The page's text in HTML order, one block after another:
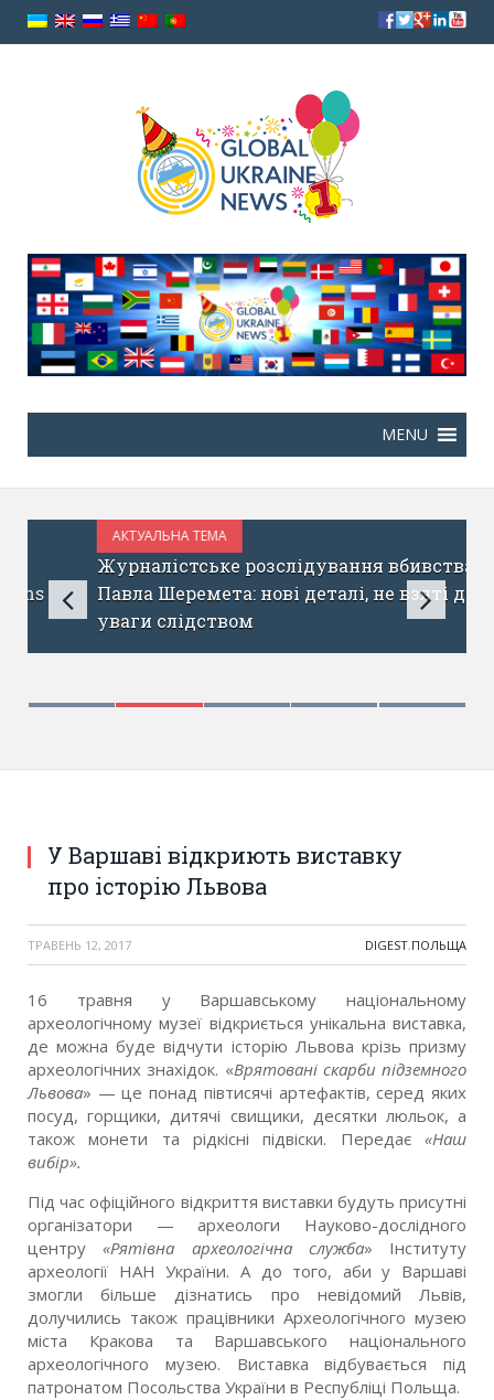
АКТУАЛЬНА ТЕМА
ТРАВЕНЬ 13, 2017
Журналістське розслідування вбивства
Павла Шеремета: нові деталі, не взяті до
уваги слідством
У Варшаві відкриють виставку
про історію Львова
ТРАВЕНЬ 12, 2017 DIGEST,ПОЛЬЩА
16 травня у Варшавському національному
археологічному музеї відкриється унікальна виставка,
де можна буде відчути історію Львова крізь призму
археологічних знахідок. «Врятовані скарби підземного
Львова» — це понад півтисячі артефактів, серед яких
посуд, горщики, дитячі свищики, десятки люльок, а
також монети та рідкісні підвіски. Передає «Наш
вибір».
Під час офіційного відкриття виставки будуть присутні
організатори — археологи Науково-дослідного
центру«Рятівна археологічна служба» Інституту
археології НАН України. А до того, аби у Варшаві
змогли більше дізнатись про невідомий Львів,
долучились також працівники Археологічного музею
міста Кракова та Варшавського національного
археологічного музею. Виставка відбувається під
патронатом Посольства України в Республіці Польща.